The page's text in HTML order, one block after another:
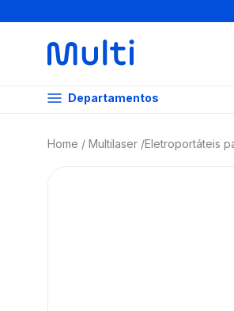
Departamentos
Multilaser Eletroportáteis